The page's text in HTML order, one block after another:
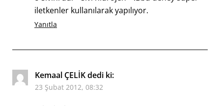
iletkenler kullanılarak yapılıyor.
Yanıtla
Kemaal ÇELİKdedi ki:
23 Şubat 2012, 08:32